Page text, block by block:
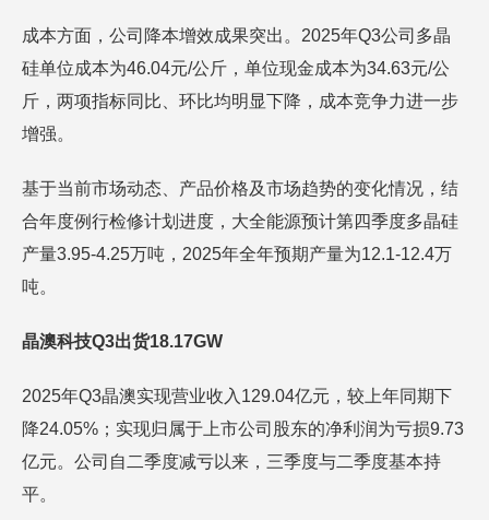
成本方面，公司降本增效成果突出。2025年Q3公司多晶
硅单位成本为46.04元/公斤，单位现金成本为34.63元/公
斤，两项指标同比、环比均明显下降，成本竞争力进一步
增强。
基于当前市场动态、产品价格及市场趋势的变化情况，结
合年度例行检修计划进度，大全能源预计第四季度多晶硅
产量3.95-4.25万吨，2025年全年预期产量为12.1-12.4万
吨。
晶澳科技Q3出货18.17GW
2025年Q3晶澳实现营业收入129.04亿元，较上年同期下
降24.05%；实现归属于上市公司股东的净利润为亏损9.73
亿元。公司自二季度减亏以来，三季度与二季度基本持
平。